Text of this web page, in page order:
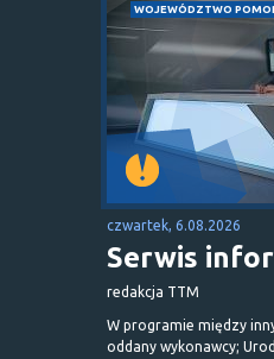
WOJEWÓDZTWO
czwartek, 6.08.2026
Serwis
redakcja TTM
W programie między
oddany wykonawcy;